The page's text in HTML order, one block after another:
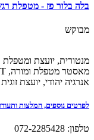
בלה בלור פז - מטפלת
מבוקש
אנרגיה יהודי, יועצת
לפרטים נוספים, המלצות
טלפון: 072-2285428